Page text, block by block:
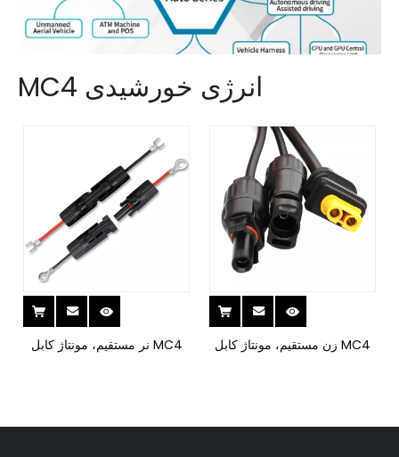
انرژی خورشیدی MC4
MC4 زن مستقیم، مونتاژ کابل MC4 نر مستقیم، مونتاژ کابل